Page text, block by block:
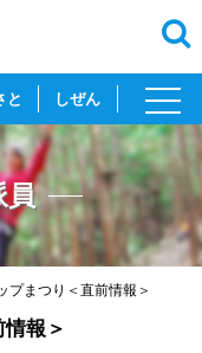
と しぜん
toggle
員
プまつり＜直前情報＞
報＞